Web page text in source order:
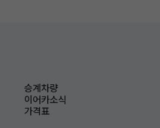
승계차량
이어카소식
가격표